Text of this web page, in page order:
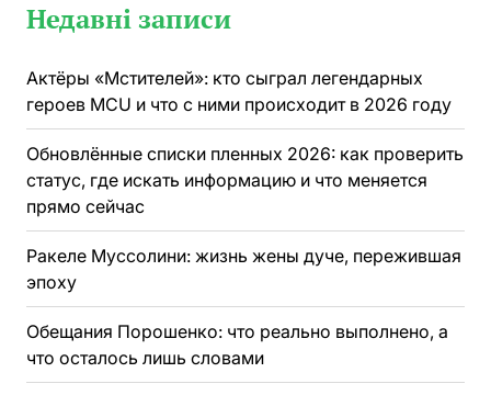
Недавні записи
Актёры «Мстителей»: кто сыграл легендарных
героев MCU и что с ними происходит в 2026 году
Обновлённые списки пленных 2026: как проверить
статус, где искать информацию и что меняется
прямо сейчас
Ракеле Муссолини: жизнь жены дуче, пережившая
эпоху
Обещания Порошенко: что реально выполнено, а
что осталось лишь словами